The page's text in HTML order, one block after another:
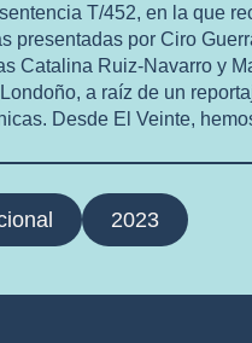
T/452, en la que
presentadas por Ciro
Catalina Ruiz-Navarro y
a raíz de un
Desde El Veinte,
y el derecho a informar de
y sin censura.
2023